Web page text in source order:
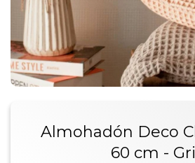
Almohadón Deco
60 cm -